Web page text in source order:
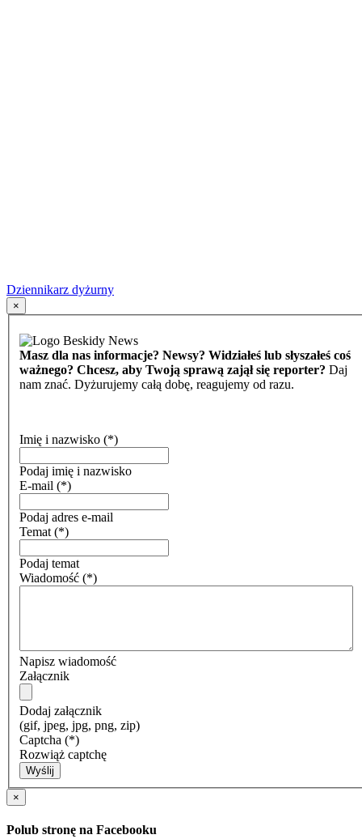
Dziennikarz dyżurny
×
Masz dla nas informacje? Newsy? Widziałeś lub słyszałeś coś
ważnego? Chcesz, aby Twoją sprawą zajął się reporter? Daj
nam znać. Dyżurujemy całą dobę, reagujemy od razu.
Imię i nazwisko (*)
Podaj imię i nazwisko
E-mail (*)
Podaj adres e-mail
Temat (*)
Podaj temat
Wiadomość (*)
Napisz wiadomość
Załącznik
Dodaj załącznik
(gif, jpeg, jpg, png, zip)
Captcha (*)
Rozwiąż captchę
Wyślij
×
Polub stronę na Facebooku